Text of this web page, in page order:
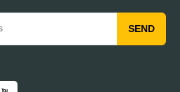
SEND